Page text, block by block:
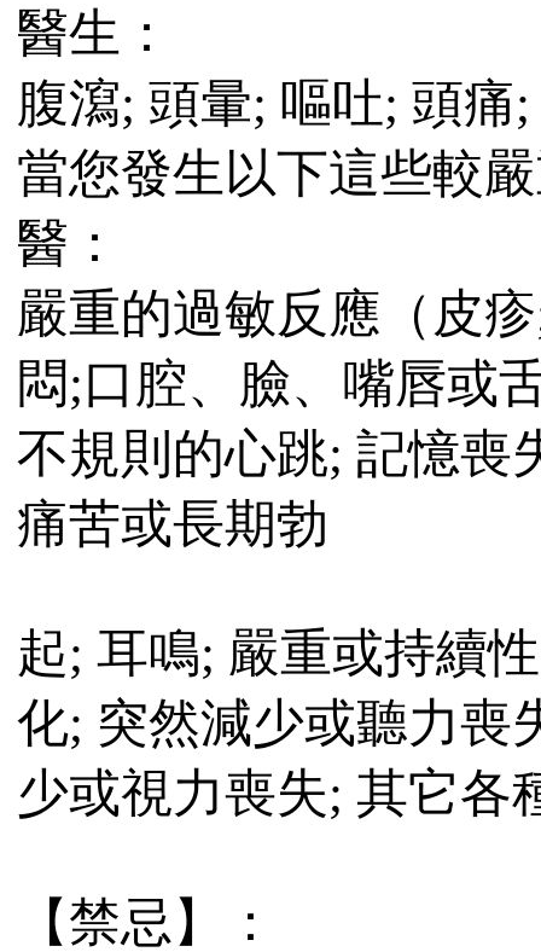
醫生：
腹瀉; 頭暈; 嘔吐; 頭痛
當您發生以下這些較
醫：
嚴重的過敏反應（皮
悶;口腔、臉、嘴唇或
不規則的心跳; 記憶喪
痛苦或長期勃
起; 耳鳴; 嚴重或持續
化; 突然減少或聽力喪
少或視力喪失; 其它各
【禁忌】：